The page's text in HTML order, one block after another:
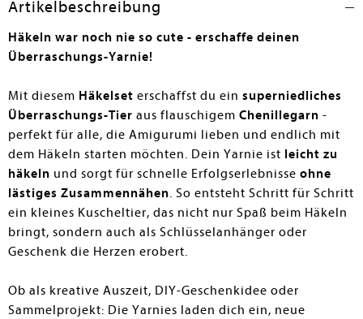
Artikelbeschreibung
Häkeln war noch nie so cute - erschaffe deinen
Überraschungs-Yarnie!
Mit diesem Häkelset erschaffst du ein superniedliches
Überraschungs-Tier aus flauschigem Chenillegarn -
perfekt für alle, die Amigurumi lieben und endlich mit
dem Häkeln starten möchten. Dein Yarnie ist leicht zu
häkeln und sorgt für schnelle Erfolgserlebnisse ohne
lästiges Zusammennähen. So entsteht Schritt für Schritt
ein kleines Kuscheltier, das nicht nur Spaß beim Häkeln
bringt, sondern auch als Schlüsselanhänger oder
Geschenk die Herzen erobert.
Ob als kreative Auszeit, DIY-Geschenkidee oder
Sammelprojekt: Die Yarnies laden dich ein, neue